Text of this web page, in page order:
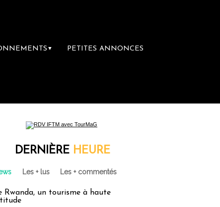
▼ PETITES ANNONCES
librairie du voyage
DERNIÈRE HEURE
Les + lus Les + commentés
Rwanda, un tourisme à haute